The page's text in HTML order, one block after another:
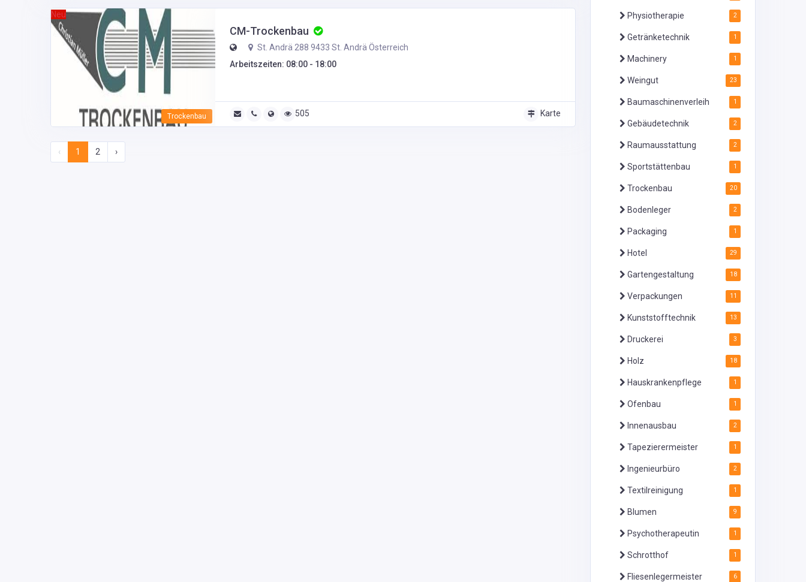
Neu
Trockenbau
CM-Trockenbau
St. Andrä 288 9433 St. Andrä Österreich
Arbeitszeiten: 08:00 - 18:00
505 Karte
‹ 1 2 ›
Physiotherapie 2
Getränketechnik 1
Machinery 1
Weingut 23
Baumaschinenverleih 1
Gebäudetechnik 2
Raumausstattung 2
Sportstättenbau 1
Trockenbau 20
Bodenleger 2
Packaging 1
Hotel 29
Gartengestaltung 18
Verpackungen 11
Kunststofftechnik 13
Druckerei 3
Holz 18
Hauskrankenpflege 1
Ofenbau 1
Innenausbau 2
Tapezierermeister 1
Ingenieurbüro 2
Textilreinigung 1
Blumen 9
Psychotherapeutin 1
Schrotthof 1
Fliesenlegermeister 6